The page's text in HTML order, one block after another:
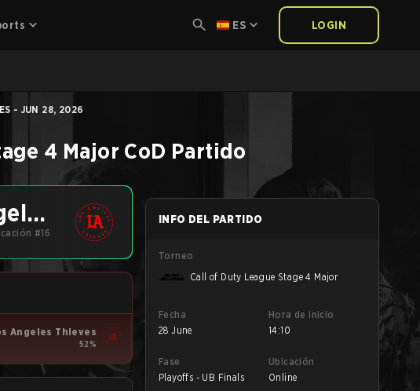
ES LOGIN
- JUN 28, 2026
4 Major CoD Partido
#16
Angeles Thieves
52%
INFO DEL PARTIDO
Torneo
Call of Duty League Stage 4 Major
Fecha
28 June
Hora de inicio
14:10
Fase
Playoffs - UB Finals
Ubicación
Online